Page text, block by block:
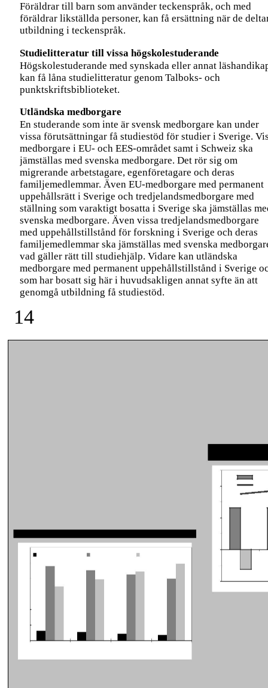
Föräldrar till barn som använder teckenspråk, och med
föräldrar likställda personer, kan få ersättning när de
utbildning i teckenspråk.
Studielitteratur till vissa högskolestuderande
Högskolestuderande med synskada eller annat
kan få låna studielitteratur genom Talboks- och
punktskriftsbiblioteket.
Utländska medborgare
En studerande som inte är svensk medborgare kan under
vissa förutsättningar få studiestöd för studier i Sverige.
medborgare i EU- och EES-området samt i Schweiz ska
jämställas med svenska medborgare. Det rör sig om
migrerande arbetstagare, egenföretagare och deras
familjemedlemmar. Även EU-medborgare med permanent
uppehållsrätt i Sverige och tredjelandsmedborgare med
ställning som varaktigt bosatta i Sverige ska jämställas
svenska medborgare. Även vissa tredjelandsmedborgare
med uppehållstillstånd för forskning i Sverige och deras
familjemedlemmar ska jämställas med svenska
vad gäller rätt till studiehjälp. Vidare kan utländska
medborgare med permanent uppehållstillstånd i Sverige
som har bosatt sig här i huvudsakligen annat syfte än att
genomgå utbildning få studiestöd.
14